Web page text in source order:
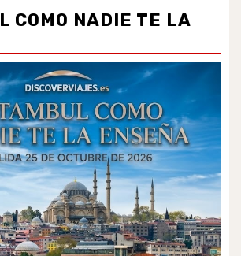
COMO NADIE TE LA